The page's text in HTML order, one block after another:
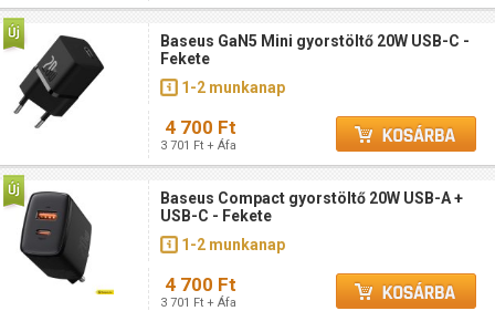
Baseus GaN5 Mini gyorstöltő 20W USB-C -
Fekete
1-2 munkanap
4 700 Ft
3 701 Ft + Áfa
Baseus Compact gyorstöltő 20W USB-A +
USB-C - Fekete
1-2 munkanap
4 700 Ft
3 701 Ft + Áfa